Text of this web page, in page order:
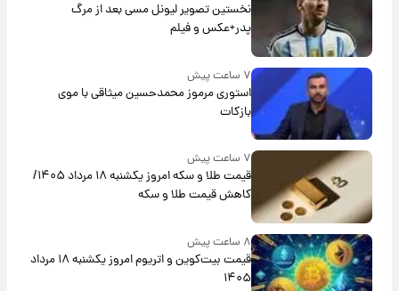
نخستین تصویر لیونل مسی بعد از مرگ
پدر+عکس و فیلم
۷ ساعت پیش
استوری مرموز محمدحسین میثاقی با موی
بازکات
قیمت طلا و سکه امروز یکشنبه ۱۸ مرداد ۱۴۰۵/
کاهش قیمت طلا و سکه
۸ ساعت پیش
قیمت بیت‌کوین و اتریوم امروز یکشنبه ۱۸ مرداد
۱۴۰۵